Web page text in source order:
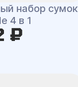
набор сумок
4 в 1
₽